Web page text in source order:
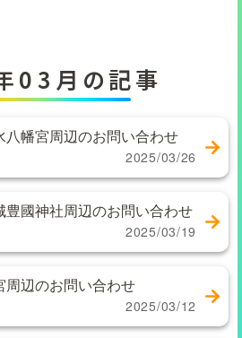
検索 番組表
03月の記事
幡宮周辺のお問い合わせ
2025/03/26
國神社周辺のお問い合わせ
2025/03/19
辺のお問い合わせ
2025/03/12